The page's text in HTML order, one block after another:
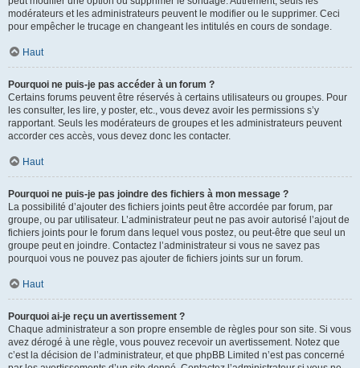
modérateurs et les administrateurs peuvent le modifier ou le supprimer. Ceci
pour empêcher le trucage en changeant les intitulés en cours de sondage.
Haut
Pourquoi ne puis-je pas accéder à un forum ?
Certains forums peuvent être réservés à certains utilisateurs ou groupes. Pour
les consulter, les lire, y poster, etc., vous devez avoir les permissions s’y
rapportant. Seuls les modérateurs de groupes et les administrateurs peuvent
accorder ces accès, vous devez donc les contacter.
Haut
Pourquoi ne puis-je pas joindre des fichiers à mon message ?
La possibilité d’ajouter des fichiers joints peut être accordée par forum, par
groupe, ou par utilisateur. L’administrateur peut ne pas avoir autorisé l’ajout de
fichiers joints pour le forum dans lequel vous postez, ou peut-être que seul un
groupe peut en joindre. Contactez l’administrateur si vous ne savez pas
pourquoi vous ne pouvez pas ajouter de fichiers joints sur un forum.
Haut
Pourquoi ai-je reçu un avertissement ?
Chaque administrateur a son propre ensemble de règles pour son site. Si vous
avez dérogé à une règle, vous pouvez recevoir un avertissement. Notez que
c’est la décision de l’administrateur, et que phpBB Limited n’est pas concerné